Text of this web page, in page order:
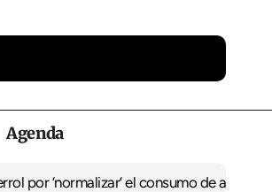
Agenda
el consumo de alcoholDe Perlío a